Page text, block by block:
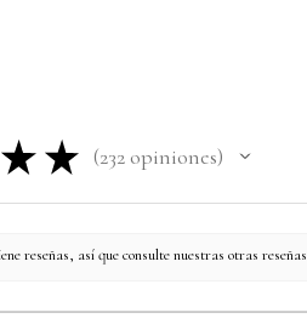
★ ★ 232 opiniones
232
reseñas, así que consulte nuestras otras